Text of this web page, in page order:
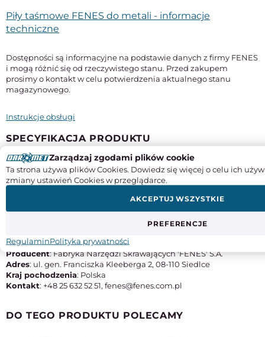
Piły taśmowe FENES do metali - informacje
techniczne
Dostępności są informacyjne na podstawie danych z firmy FENES
i mogą różnić się od rzeczywistego stanu. Przed zakupem
prosimy o kontakt w celu potwierdzenia aktualnego stanu
magazynowego.
Instrukcje obsługi
SPECYFIKACJA PRODUKTU
Długość
2650 mm
M42
Producent: Fabryka Narzędzi Skrawających 'FENES' S.A.
Adres: ul. gen. Franciszka Kleeberga 2, 08-110 Siedlce
Kraj pochodzenia: Polska
Kontakt: +48 25 632 52 51, fenes@fenes.com.pl
DO TEGO PRODUKTU POLECAMY
Zarządzaj zgodami plików cookie
Ta strona używa plików Cookies. Dowiedz się więcej o celu ich
zmiany ustawień Cookies w przeglądarce.
PREFERENCJE
AKCEPTUJ WSZYSTKIE
RegulaminPolityka prywatności